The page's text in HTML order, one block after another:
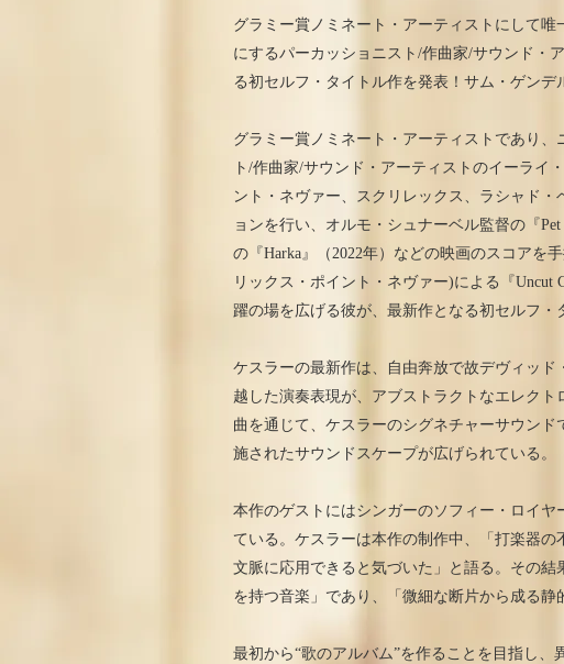
グラミー賞ノミネート・アーティストにして
にするパーカッショニスト/作曲家/サウンド・
る初セルフ・タイトル作を発表！サム・ゲンデ
グラミー賞ノミネート・アーティストであり
ト/作曲家/サウンド・アーティストのイーライ
ント・ネヴァー、スクリレックス、ラシャド
ョンを行い、オルモ・シュナーベル監督の『
の『Harka』（2022年）などの映画のスコアを
リックス・ポイント・ネヴァー)による『Uncut
躍の場を広げる彼が、最新作となる初セルフ・
ケスラーの最新作は、自由奔放で故デヴィッ
越した演奏表現が、アブストラクトなエレク
曲を通じて、ケスラーのシグネチャーサウン
施されたサウンドスケープが広げられている。
本作のゲストにはシンガーのソフィー・ロイ
ている。ケスラーは本作の制作中、「打楽器
文脈に応用できると気づいた」と語る。その
を持つ音楽」であり、「微細な断片から成る静
最初から“歌のアルバム”を作ることを目指し